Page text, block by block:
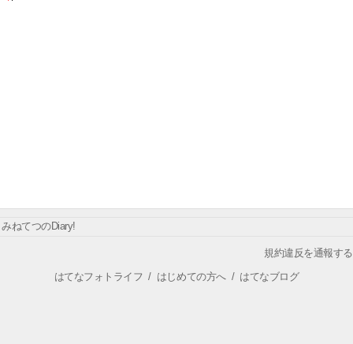
みねてつのDiary!
規約違反を通報する
はてなフォトライフ / はじめての方へ/ はてなブログ